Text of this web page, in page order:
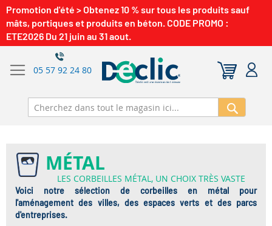
Promotion d'été > Obtenez 10 % sur tous les produits sauf
mâts, portiques et produits en béton. CODE PROMO :
ETE2026 Du 21 juin au 31 aout.
05 57 92 24 80
MÉTAL
LES CORBEILLES MÉTAL, UN CHOIX TRÈS VASTE
Voici notre sélection de corbeilles en métal pour
l'aménagement des villes, des espaces verts et des parcs
d'entreprises.